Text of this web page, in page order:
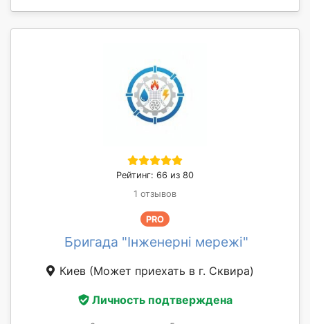
Рейтинг: 66 из 80
1 отзывов
PRO
Бригада "Інженерні мережі"
Киев (Может приехать в г. Сквирa)
Личность подтверждена